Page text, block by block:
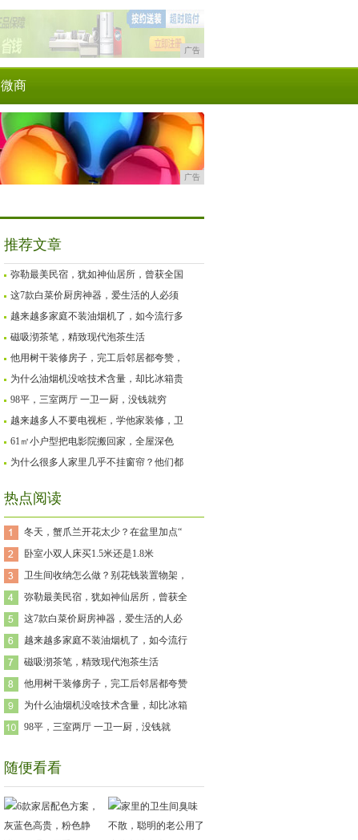
广告
微商
广告
推荐文章
弥勒最美民宿，犹如神仙居所，曾获全国
这7款白菜价厨房神器，爱生活的人必须
越来越多家庭不装油烟机了，如今流行多
磁吸沏茶笔，精致现代泡茶生活
他用树干装修房子，完工后邻居都夸赞，
为什么油烟机没啥技术含量，却比冰箱贵
98平，三室两厅 一卫一厨，没钱就穷
越来越多人不要电视柜，学他家装修，卫
61㎡小户型把电影院搬回家，全屋深色
为什么很多人家里几乎不挂窗帘？他们都
热点阅读
冬天，蟹爪兰开花太少？在盆里加点“
卧室小双人床买1.5米还是1.8米
卫生间收纳怎么做？别花钱装置物架，
弥勒最美民宿，犹如神仙居所，曾获全
这7款白菜价厨房神器，爱生活的人必
越来越多家庭不装油烟机了，如今流行
磁吸沏茶笔，精致现代泡茶生活
他用树干装修房子，完工后邻居都夸赞
为什么油烟机没啥技术含量，却比冰箱
98平，三室两厅 一卫一厨，没钱就
随便看看